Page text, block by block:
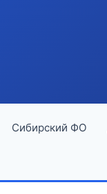
Сибирский ФО